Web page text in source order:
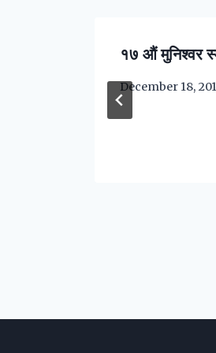
१७ औं मुनिश्वर
December 18,